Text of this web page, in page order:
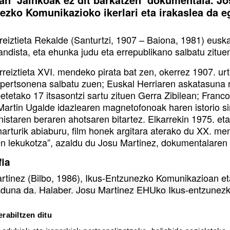
ditu
Komunikazioko ikerlari eta irakaslea da
Rekalde (Santurtzi, 1907 – Baiona, 1981)
eta ehunka judu eta errepublikano salbatu
XVI. mendeko pirata bat zen, okerrez 1907.
salbatu zuen; Euskal Herriaren
17 itsasontzi sartu zituen Gerra Zibilean;
Ugalde idazlearen magnetofonoak haren istorio
beraren ahotsaren bitartez. Elkarrekin 1975.
abiaburu, film honek argitara aterako du XX.
lekukotza”, azaldu du Josu Martinez,
(Bilbo, 1986), Ikus-Entzunezko Komunikazioan
da. Halaber, Josu Martinez EHUko Ikus-
Sagarren denbora (2010), Prohibido recordar
zuzendu ditu, guztiak Donostia Zinemaldian